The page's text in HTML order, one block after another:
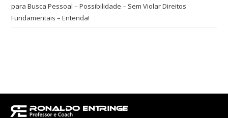
para Busca Pessoal – Possibilidade – Sem Violar Direitos
Fundamentais – Entenda!